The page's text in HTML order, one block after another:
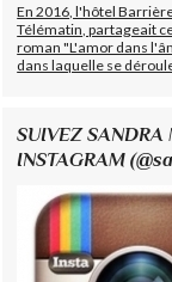
En 2016, l'hôtel
Télématin, partageait
roman "L'amor dans
dans laquelle se
SUIVEZ SANDRA
INSTAGRAM